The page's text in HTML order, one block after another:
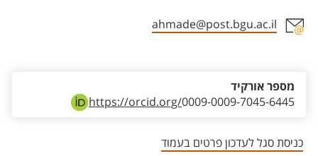
ahmade@post.bgu.ac.il
https://orcid.org/0009-0009-7045-6445
מספר אורקיד
כניסת סגל לעדכון פרטים בעמוד